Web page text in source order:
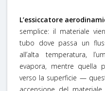
L’essiccatore
semplice: il materiale
tubo dove passa un
all’alta temperatura,
evapora, mentre quella
verso la superficie —